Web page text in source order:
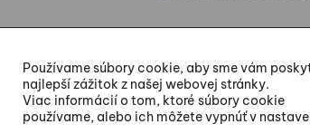
Používame súbory cookie, aby sme vám
najlepší zážitok z našej webovej stránky.
Viac informácií o tom, ktoré súbory cookie
používame, alebo ich môžete vypnúť v